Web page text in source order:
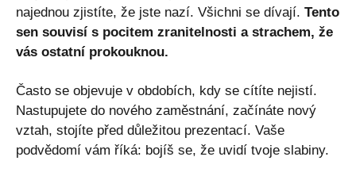
najednou zjistíte, že jste nazí. Všichni se dívají. Tento
sen souvisí s pocitem zranitelnosti a strachem, že
vás ostatní prokouknou.
Často se objevuje v obdobích, kdy se cítíte nejistí.
Nastupujete do nového zaměstnání, začínáte nový
vztah, stojíte před důležitou prezentací. Vaše
podvědomí vám říká: bojíš se, že uvidí tvoje slabiny.